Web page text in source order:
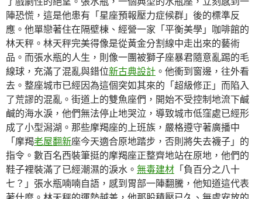
陣恐慌，這是他患有「星座預報壓力症候群」後的標準反
應。他單戀著住在隔壁棟、經營一家「平衡美學」咖啡館的
林天秤。林天秤完美得像是從黃金分割線中走出來的藝術
品。而張水瓶的人生，則像一團被獅子座暴君隨意亂踢的毛
線球，充滿了混亂與錯位新古典設計 。他衝到窗邊，往外看
去。整座城市已經因為這個突如其來的「超級修正」而陷入
了荒謬的混亂。街道上的雙魚座們，開始不受控制地流下鹹
鹹的海水淚，他們無法停止地哭泣，導致城市低窪處已經形
成了小型潟湖。那些摩羯座的上班族，嚴格遵守著廣播中
「摩羯老屋翻新座今天適合原地踏步，否則將失去襪子」的
指令。數百名西裝筆挺的摩羯座正整齊地站在原地，他們的
鞋子裡裝滿了已經潮濕的淚水。 無毒建材 「負百分之八十
七？」張水瓶喃喃自語，感到胃部一陣翻騰，他知道這代表